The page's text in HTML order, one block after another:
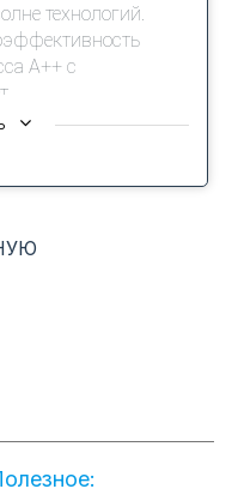
технологий.
А++ с
с
работы
управления